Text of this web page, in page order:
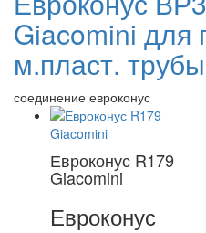
Giacomini для
м.пласт. трубы
соединение евроконус
Евроконус R179
Giacomini
Евроконус